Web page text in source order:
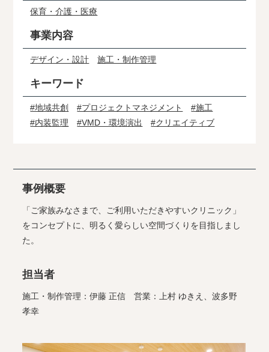
保育・介護・医療
事業内容
デザイン・設計 施工・制作管理
キーワード
#地域共創 #プロジェクトマネジメント
#施工
#内装監理
#VMD・環境演出 #クリエイティブ
事例概要
「ご家族みなさまで、ご利用いただきやすいクリニック」
をコンセプトに、明るく愛らしい空間づくりを目指しまし
た。
担当者
施工・制作管理：伊藤 正信 営業：上村 ゆきえ、波多野
孝幸